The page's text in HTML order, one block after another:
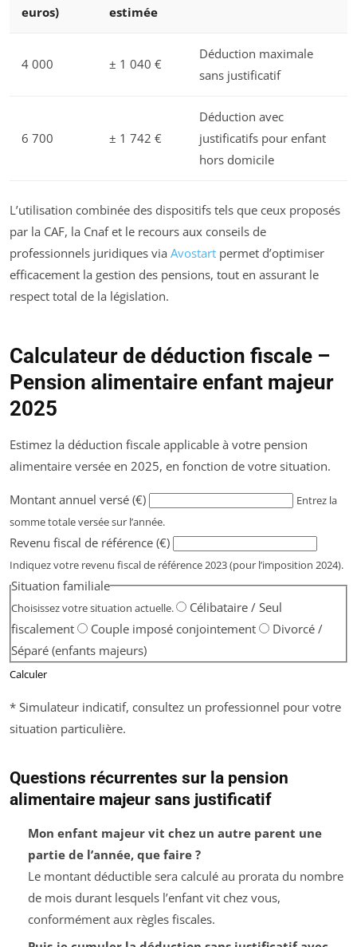
euros)
estimée
4 000 ± 1 040 €
Déduction maximale
sans justificatif
6 700 ± 1 742 €
Déduction avec
justificatifs pour enfant
hors domicile
L’utilisation combinée des dispositifs tels que ceux proposés
par la CAF, la Cnaf et le recours aux conseils de
professionnels juridiques via Avostart permet d’optimiser
efficacement la gestion des pensions, tout en assurant le
respect total de la législation.
Calculateur de déduction fiscale –
Pension alimentaire enfant majeur
2025
Estimez la déduction fiscale applicable à votre pension
alimentaire versée en 2025, en fonction de votre situation.
Montant annuel versé (€)
Entrez la
somme totale versée sur l’année.
Revenu fiscal de référence (€)
Indiquez votre revenu fiscal de référence 2023 (pour l’imposition 2024).
Situation familiale
Choisissez votre situation actuelle.
Célibataire / Seul
fiscalement
Couple imposé conjointement
Divorcé /
Séparé (enfants majeurs)
Calculer
* Simulateur indicatif, consultez un professionnel pour votre
situation particulière.
Questions récurrentes sur la pension
alimentaire majeur sans justificatif
Mon enfant majeur vit chez un autre parent une
partie de l’année, que faire ?
Le montant déductible sera calculé au prorata du nombre
de mois durant lesquels l’enfant vit chez vous,
conformément aux règles fiscales.